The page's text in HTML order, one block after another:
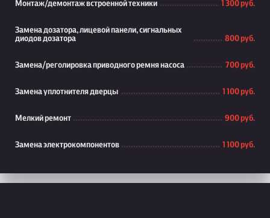
Монтаж/демонтаж встроенной техники 1 300 руб.
Замена дозатора, лицевой панели, сигнальных
диодов дозатора
800 руб.
Замена/реголировка приводного ремня насоса 700 руб.
Замена уплотнителя дверцы 1 100 руб.
Мелкий ремонт 900 руб.
Замена электрокомпонентов 1 100 руб.